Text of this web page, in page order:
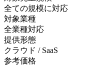
全ての規模に対応
対象業種
全業種対応
提供形態
クラウド / SaaS
参考価格